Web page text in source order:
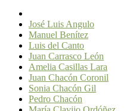
José Luis Angulo
Manuel Benítez
Luis del Canto
Juan Carrasco León
Amelia Casillas Lara
Juan Chacón Coronil
Sonia Chacón Gil
Pedro Chacón